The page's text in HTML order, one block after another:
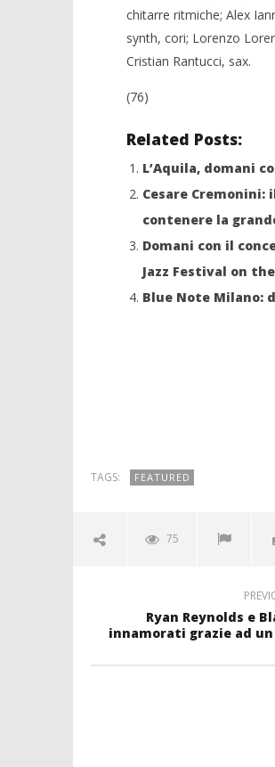
letizia
chitarre ritmiche; Alex
synth, cori; Lorenzo
Cristian Rantucci, sax.
(76)
Related Posts:
L’Aquila, domani
Cesare Cremonini:
contenere la
Domani con il
Jazz Festival on
Blue Note Milano:
TAGS: FEATURED
75
Ryan Reynolds e
innamorati grazie ad